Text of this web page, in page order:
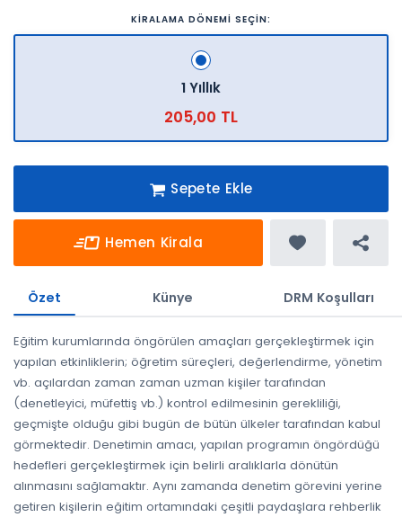
KİRALAMA DÖNEMİ SEÇİN:
1 Yıllık
205,00 TL
Sepete Ekle
Hemen Kirala
Özet Künye DRM Koşulları
Eğitim kurumlarında öngörülen amaçları gerçekleştirmek için
yapılan etkinliklerin; öğretim süreçleri, değerlendirme, yönetim
vb. açılardan zaman zaman uzman kişiler tarafından
(denetleyici, müfettiş vb.) kontrol edilmesinin gerekliliği,
geçmişte olduğu gibi bugün de bütün ülkeler tarafından kabul
görmektedir. Denetimin amacı, yapılan programın öngördüğü
hedefleri gerçekleştirmek için belirli aralıklarla dönütün
alınmasını sağlamaktır. Aynı zamanda denetim görevini yerine
getiren kişilerin eğitim ortamındaki çeşitli paydaşlara rehberlik